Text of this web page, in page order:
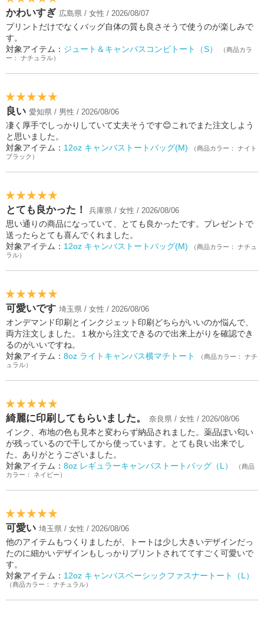
かわいすぎ 広島県 / 女性 / 2026/08/07
プリントだけでなくバッグ自体の質も良さそうで使うのが楽しみで
す。
対象アイテム： ジュート＆キャンバスコンビトート（S）
（商品カラ
ー： ナチュラル）
良い 愛知県 / 男性 / 2026/08/06
凄く厚手でしっかりしていて丈夫そうです😊これでまた注文しよう
と思いました。
対象アイテム： 12oz キャンバストートバッグ(M)
（商品カラー： ナイト
ブラック）
とても良かった！ 兵庫県 / 女性 / 2026/08/06
思い通りの商品になっていて、とても良かったです。プレゼントで
送ったらとても喜んでくれました。
対象アイテム： 12oz キャンバストートバッグ(M)
（商品カラー： ナチュ
ラル）
可愛いです 埼玉県 / 女性 / 2026/08/06
オンデマンド印刷とインクジェット印刷どちらがいいのか悩んで、
両方注文しました。１枚から注文できるので出来上がりを確認でき
るのがいいですね。
対象アイテム： 8oz ライトキャンバス横マチトート
（商品カラー： ナチ
ュラル）
綺麗に印刷してもらいました。 奈良県 / 女性 / 2026/08/06
インク、布地の色も見本と変わらず納品されました。薬品ぽい匂い
が残っているので干してから使っています。とても良い出来でし
た。ありがとうございました。
対象アイテム： 8oz レギュラーキャンバストートバッグ（L）
（商品
カラー： ネイビー）
可愛い 埼玉県 / 女性 / 2026/08/06
他のアイテムもつくりましたが、トートは少し大きいデザインだっ
たのに細かいデザインもしっかりプリントされててすごく可愛いで
す。
対象アイテム： 12oz キャンバスベーシックファスナートート（L）
（商品カラー： ナチュラル）